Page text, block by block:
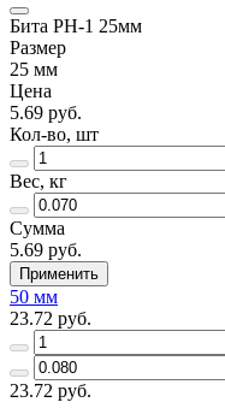
Бита PH-1 25мм
Размер
25 мм
Цена
5.69 руб.
Кол-во, шт
Вес, кг
Сумма
5.69 руб.
Применить
50 мм
23.72 руб.
23.72 руб.